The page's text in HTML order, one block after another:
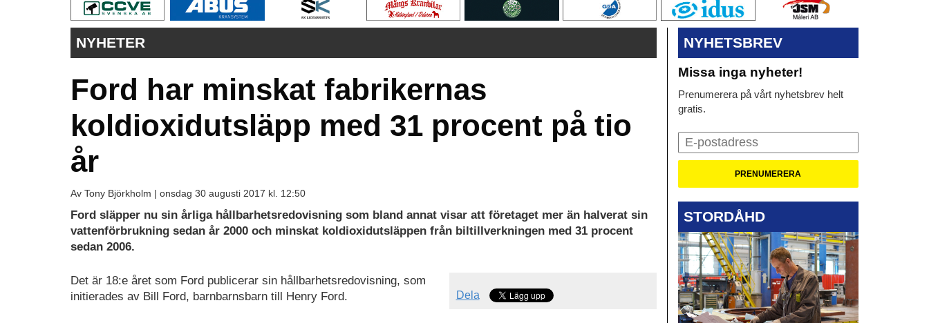
NYHETER
Ford har minskat fabrikernas
koldioxidutsläpp med 31 procent på tio
år
Av Tony Björkholm | onsdag 30 augusti 2017 kl. 12:50
Ford släpper nu sin årliga hållbarhetsredovisning som bland annat visar att företaget mer än halverat sin
vattenförbrukning sedan år 2000 och minskat koldioxidutsläppen från biltillverkningen med 31 procent
sedan 2006.
Dela
Det är 18:e året som Ford publicerar sin hållbarhetsredovisning, som
initierades av Bill Ford, barnbarnsbarn till Henry Ford.
NYHETSBREV
Missa inga nyheter!
Prenumerera på vårt nyhetsbrev helt
gratis.
STORDÅHD